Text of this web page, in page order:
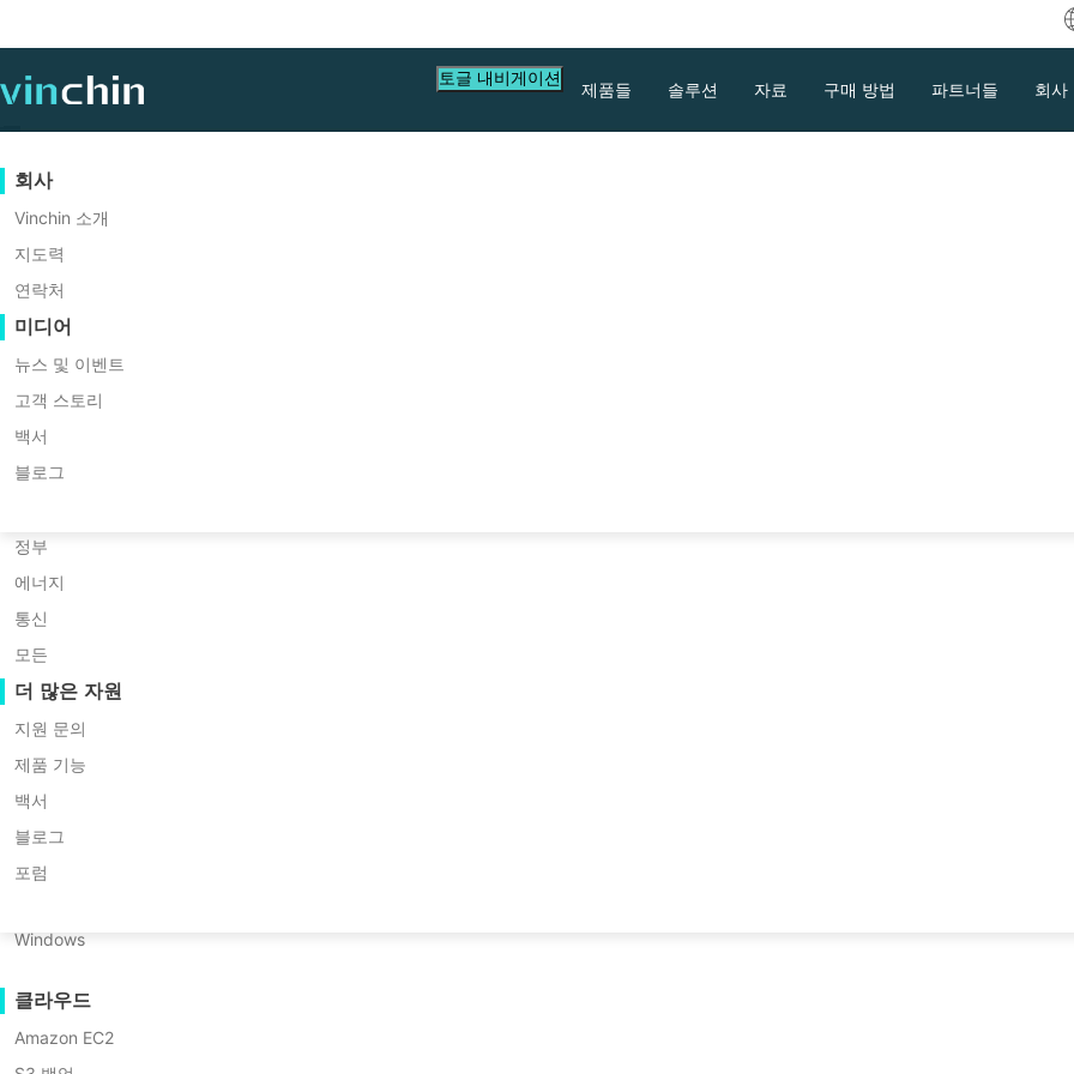
제품들 솔루션 자료 구매 방법 파트너들 회사
데이터 보호
백업 및 복구
실시간 복제
연속 데이터 보호
원격 복사
아카이빙
작업 오케스트레이션
워크로드 이동성
V2V 마이그레이션
P2P 마이그레이션
C2C 마이그레이션
C2V 마이그레이션
P2C 마이그레이션
복구 가능성
VM 복구 검증
OS 복구 검증
대규모 엔드포인트
클라우드로 백업하기
가상
VMware
Hyper-V
Proxmox
XCP-ng
oVirt
H3C CAS/UIS
ZStack
Sangfor HCI
Huawei FusionCompute
Red Hat Virtualization
Oracle OLVM
XenServer/Citrix Hypervisor
KayGrid
InCloud Sphere
Arcfra
FusionOne Compute
NexaVM
물리 서버
Windows
클라우드
Amazon EC2
지원 리소스
지식 베이스
비디오 수첩
도움말 센터
라이브 이벤트
웨비나
라이브 데모
고객 스토리
IT 서비스
정부
에너지
통신
모든
더 많은 자원
지원 문의
제품 기능
백서
블로그
포럼
구입 안내
구매 방법 배우기
라이선스 정책
FAQs
연락처
견적 신청
협력 파트너가 되세요
파트너 프로그램
협력 파트너가 되세요
파트너 찾기
현지 파트너 찾기
이미 파트너인가요?
파트너 포털 로그인
회사
Vinchin 소개
지도력
연락처
미디어
뉴스 및 이벤트
고객 스토리
백서
블로그
토글 내비게이션
목차
새 VM을 생성하는 방법
가상 환경에서는 문제가 발생하는 것을 피할 수 없으므로
머신을 쉽게 복구할 수 있습니다. 가상 환경에서 스냅샷은 어떻게 작동하며, 스냅샷에서 가상 머신을 어떻게 복원할 수 있을
까요?
VM 스냅샷은 수동으로 생성해야 하는 IT 관리자에게 매우 유용한 기능입니다. 스냅샷을 생성하면 가상 머신의 상태(전원